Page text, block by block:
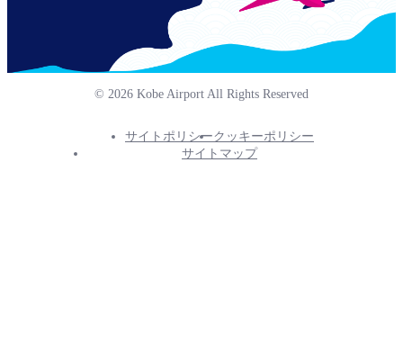
© 2026 Kobe Airport All Rights Reserved
サイトポリシークッキーポリシー
サイトマップ